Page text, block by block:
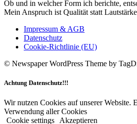
Ob und in welcher Form ich berichte,
Mein Anspruch ist Qualität statt
Impressum & AGB
Datenschutz
Cookie-Richtlinie (EU)
© Newspaper WordPress Theme by
Achtung Datenschutz!!!
Wir nutzen Cookies auf unserer Website.
Verwendung aller Cookies
Cookie settings
Akzeptieren